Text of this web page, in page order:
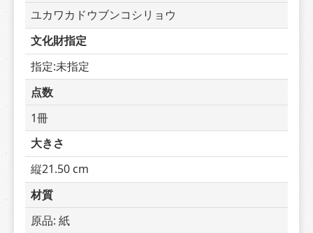
ユカワカドウブンコシリョウ
文化財指定
指定:未指定
点数
1冊
大きさ
縦21.50 cm
材質
原品: 紙